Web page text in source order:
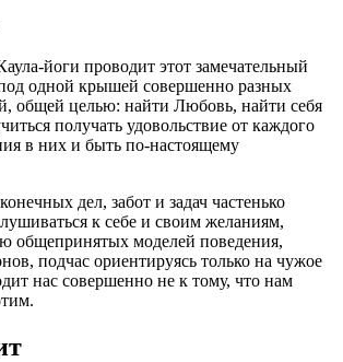
йоги проводит этот замечательный
одной крышей совершенно разных
общей целью: найти Любовь, найти себя
получать удовольствие от каждого
в них и быть по-настоящему
дел, забот и задач частенько
к себе и своим желаниям,
общепринятых моделей поведения,
подчас ориентируясь только на чужое
нас совершенно не к тому, что нам